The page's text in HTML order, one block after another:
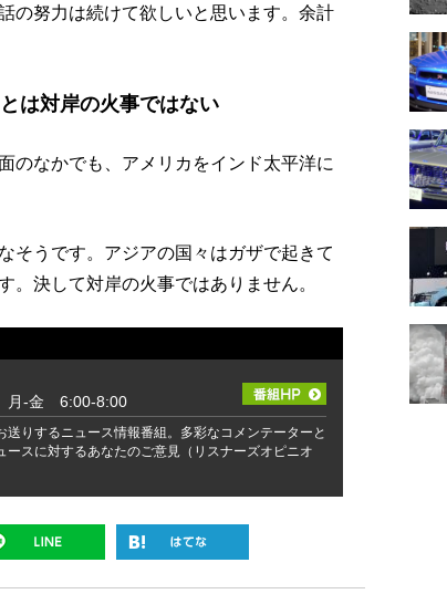
の努力は続けて欲しいと思います。余計
は対岸の火事ではない
のなかでも、アメリカをインド太平洋に
そうです。アジアの国々はガザで起きて
。決して対岸の火事ではありません。
月-金 6:00-8:00
りするニュース情報番組。多彩なコメンテーターと
ースに対するあなたのご意見（リスナーズオピニオ